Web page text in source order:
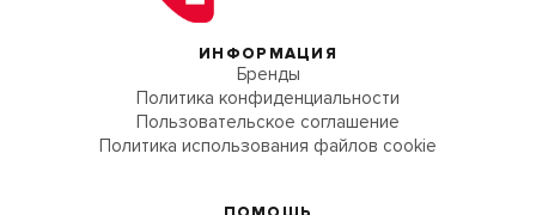
ИНФОРМАЦИЯ
Бренды
Политика конфиденциальности
Пользовательское соглашение
Политика использования файлов cookie